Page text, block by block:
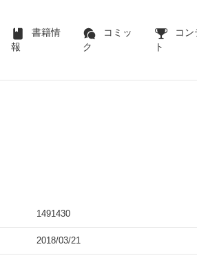
書籍情
報
コミッ
ク
コ
ト
1491430
2018/03/21